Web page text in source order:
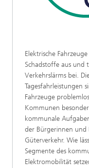
Elektrische
Schadstoffe aus und
Verkehrslärms bei.
Tagesfahrleistungen
Fahrzeuge
Kommunen
kommunale
der Bürgerinnen und
Güterverkehr. Wie
Segmente des
Elektromobilität